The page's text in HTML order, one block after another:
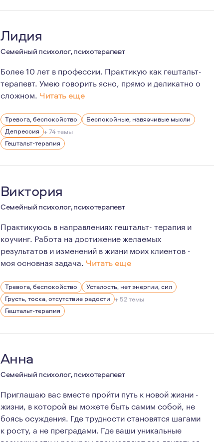
Лидия
Семейный психолог, психотерапевт
Более 10 лет в профессии. Практикую как гештальт-
терапевт. Умею говорить ясно, прямо и деликатно о
сложном. Читать еще
Психотерапия для меня давно не только работа, но
Всерьез увлечена вопросами улучшения качества
Тревога, беспокойство
Беспокойные, навязчивые мысли
Депрессия + 74 темы
Гештальт-терапия
Виктория
Семейный психолог, психотерапевт
Практикуюсь в направлениях гештальт- терапия и
коучинг. Работа на достижение желаемых
результатов и изменений в жизни моих клиентов -
моя основная задача. Читать еще
Моя работа основана не только на знаниях, но и на
Это возможность почувствовать, что происходит
Иногда психотерапия дает нам возможность
Тревога, беспокойство
Усталость, нет энергии, сил
Грусть, тоска, отсутствие радости + 52 темы
Гештальт-терапия
Анна
Семейный психолог, психотерапевт
Приглашаю вас вместе пройти путь к новой жизни -
жизни, в которой вы можете быть самим собой, не
боясь осуждения. Где трудности становятся шагами
к росту, а не преградами. Где ваши уникальные